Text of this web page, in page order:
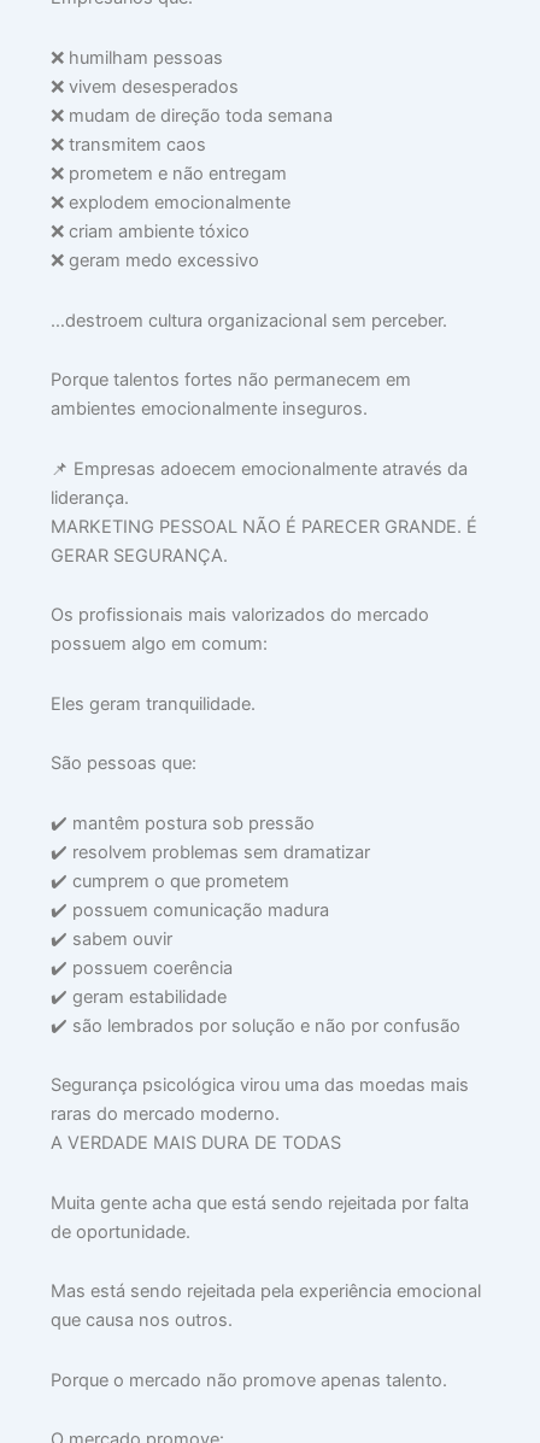
❌ humilham pessoas
❌ vivem desesperados
❌ mudam de direção toda semana
❌ transmitem caos
❌ prometem e não entregam
❌ explodem emocionalmente
❌ criam ambiente tóxico
❌ geram medo excessivo
…destroem cultura organizacional sem perceber.
Porque talentos fortes não permanecem em
ambientes emocionalmente inseguros.
📌 Empresas adoecem emocionalmente através da
liderança.
MARKETING PESSOAL NÃO É PARECER GRANDE. É
GERAR SEGURANÇA.
Os profissionais mais valorizados do mercado
possuem algo em comum:
Eles geram tranquilidade.
São pessoas que:
✔️ mantêm postura sob pressão
✔️ resolvem problemas sem dramatizar
✔️ cumprem o que prometem
✔️ possuem comunicação madura
✔️ sabem ouvir
✔️ possuem coerência
✔️ geram estabilidade
✔️ são lembrados por solução e não por confusão
Segurança psicológica virou uma das moedas mais
raras do mercado moderno.
A VERDADE MAIS DURA DE TODAS
Muita gente acha que está sendo rejeitada por falta
de oportunidade.
Mas está sendo rejeitada pela experiência emocional
que causa nos outros.
Porque o mercado não promove apenas talento.